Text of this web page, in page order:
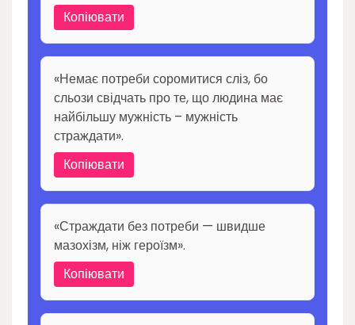
Копіювати
«Немає потреби соромитися сліз, бо
сльози свідчать про те, що людина має
найбільшу мужність – мужність
страждати».
Копіювати
«Страждати без потреби — швидше
мазохізм, ніж героїзм».
Копіювати